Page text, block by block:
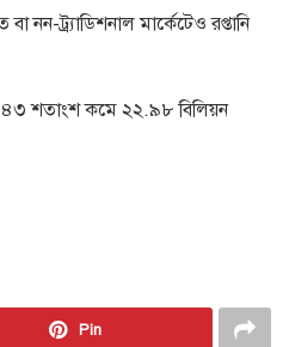
নন-ট্র্যাডিশনাল মার্কেটেও রপ্তানি
শতাংশ কমে ২২.৯৮ বিলিয়ন
Pin